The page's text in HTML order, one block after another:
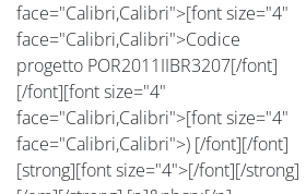
face="Calibri,Calibri">[font size="4"
face="Calibri,Calibri">Codice
progetto POR2011IIBR3207[/font]
[/font][font size="4"
face="Calibri,Calibri">[font size="4"
face="Calibri,Calibri">) [/font][/font]
[strong][font size="4">[/font][/strong]